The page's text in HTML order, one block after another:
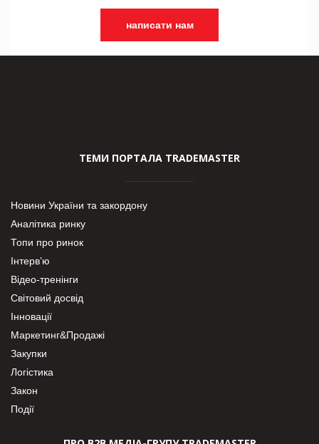
написати нам
ТЕМИ ПОРТАЛА TRADEMASTER
Новини України та закордону
Аналітика ринку
Топи про ринок
Інтерв’ю
Відео-тренінги
Світовий досвід
Інновації
Маркетинг&Продажі
Закупки
Логістика
Закон
Події